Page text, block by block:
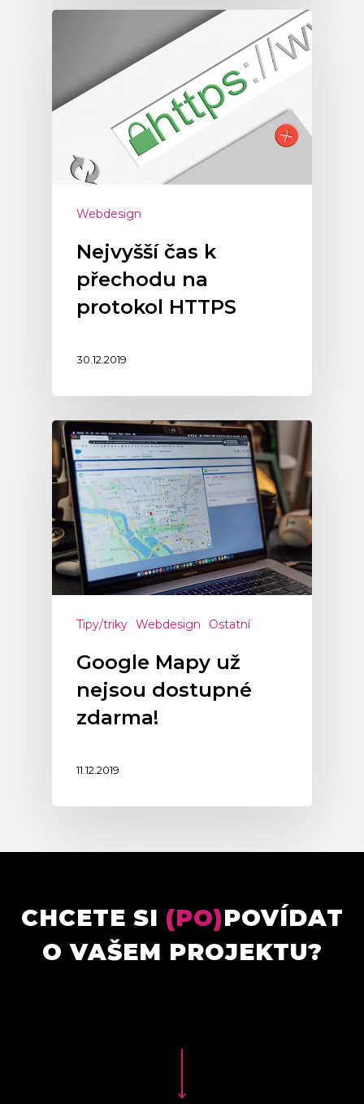
Webdesign
Nejvyšší čas k
přechodu na
protokol HTTPS
30.12.2019
Tipy/triky Webdesign Ostatní
Google Mapy už
nejsou dostupné
zdarma!
11.12.2019
CHCETE SI (PO)POVÍDAT
O VAŠEM PROJEKTU?